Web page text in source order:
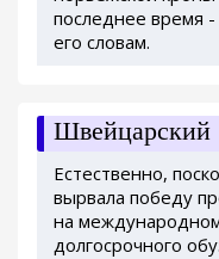
последнее время -
его словам.
Швейцарский
Естественно,
вырвала победу
на
долгосрочного